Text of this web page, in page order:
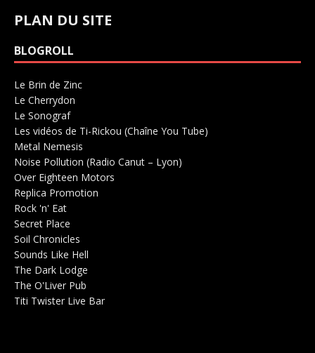
PLAN DU SITE
BLOGROLL
Le Brin de Zinc
Le Cherrydon
Le SonografSalle de concerts 0
Les vidéos de Ti-Rickou (Chaîne You Tube)
Metal Nemesis
Noise Pollution (Radio Canut – Lyon)
Over Eighteen Motors
Replica Promotion
Rock 'n' Eat
Secret Place
Soil Chronicles
Sounds Like Hell
The Dark Lodge
The O'Liver Pub
Titi Twister Live Bar